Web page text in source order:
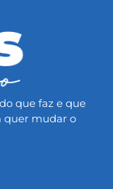
que faz e que
quer mudar o